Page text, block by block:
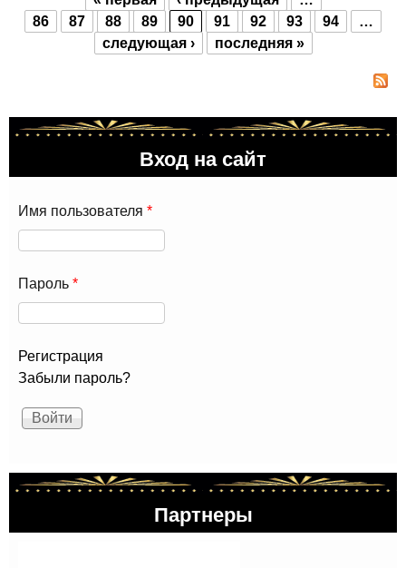
Страницы
86
87 88 89 90 91 92 93 94
…
следующая ›
последняя »
Вход на сайт
Имя пользователя *
Пароль *
Регистрация
Забыли пароль?
Партнеры